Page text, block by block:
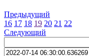
Предыдущий
16 17 18 19 20 21 22
Следующий